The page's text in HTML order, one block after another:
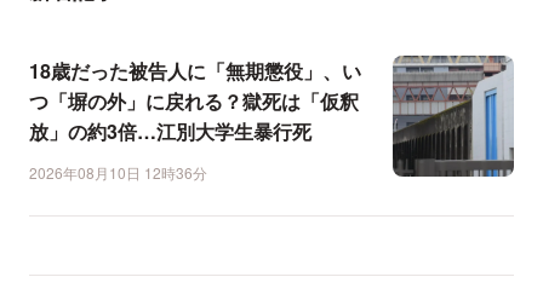
18歳だった被告人に「無期懲役」、い
つ「塀の外」に戻れる？獄死は「仮釈
放」の約3倍…江別大学生暴行死
2026年08月10日 12時36分